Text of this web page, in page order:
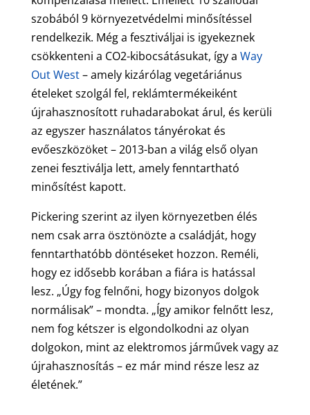
szobából 9 környezetvédelmi minősítéssel
rendelkezik. Még a fesztiváljai is igyekeznek
csökkenteni a CO2-kibocsátásukat, így a Way
Out West– amely kizárólag vegetáriánus
ételeket szolgál fel, reklámtermékeiként
újrahasznosított ruhadarabokat árul, és kerüli
az egyszer használatos tányérokat és
evőeszközöket – 2013-ban a világ első olyan
zenei fesztiválja lett, amely fenntartható
minősítést kapott.
Pickering szerint az ilyen környezetben élés
nem csak arra ösztönözte a családját, hogy
fenntarthatóbb döntéseket hozzon. Reméli,
hogy ez idősebb korában a fiára is hatással
lesz. „Úgy fog felnőni, hogy bizonyos dolgok
normálisak” – mondta. „Így amikor felnőtt lesz,
nem fog kétszer is elgondolkodni az olyan
dolgokon, mint az elektromos járművek vagy az
újrahasznosítás – ez már mind része lesz az
életének.”